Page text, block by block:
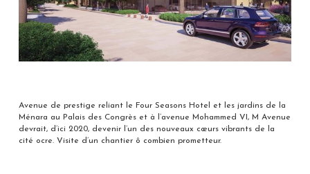
Avenue de prestige reliant le Four Seasons Hotel et les jardins de la
Ménara au Palais des Congrès et à l’avenue Mohammed VI, M Avenue
devrait, d’ici 2020, devenir l’un des nouveaux cœurs vibrants de la
cité ocre. Visite d’un chantier ô combien prometteur.